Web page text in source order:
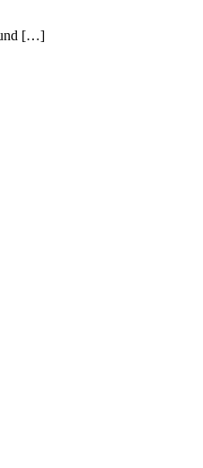
und […]